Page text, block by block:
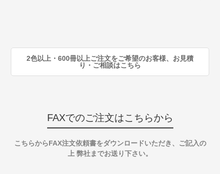
2色以上・600冊以上ご注文をご希望のお客様、お見積
り・ご相談はこちら
FAXでのご注文はこちらから
こちらからFAX注文依頼書をダウンロードいただき、ご記入の
上 弊社までお送り下さい。